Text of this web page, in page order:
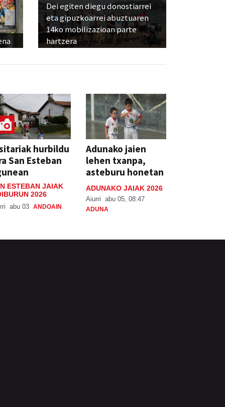
Dei egiten diegu donostiarrei
eta gipuzkoarrei abuztuaren
14ko mobilizazioan parte
hartzera
hurbildu
San Esteban
ESTEBAN JAIAK
2026
abu 03 ANDOAIN
Adunako jaien
lehen txanpa,
asteburu honetan
ADUNAKO JAIAK 2026
Aiurri abu 05, 08:47
ADUNA